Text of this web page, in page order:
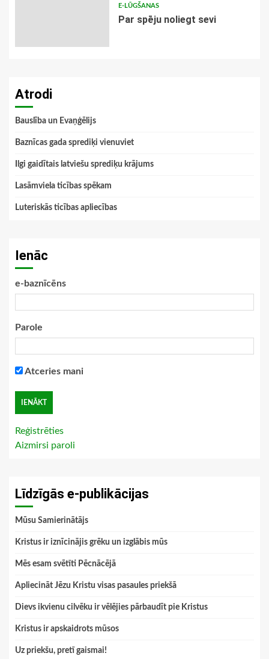
E-LŪGŠANAS
Par spēju noliegt sevi
Atrodi
Bauslība un Evaņģēlijs
Baznīcas gada sprediķi vienuviet
Ilgi gaidītais latviešu sprediķu krājums
Lasāmviela ticības spēkam
Luteriskās ticības apliecības
Ienāc
e-baznīcēns
Parole
Atceries mani
Reģistrēties
Aizmirsi paroli
Līdzīgās e-publikācijas
Mūsu Samierinātājs
Kristus ir iznīcinājis grēku un izglābis mūs
Mēs esam svētīti Pēcnācējā
Apliecināt Jēzu Kristu visas pasaules priekšā
Dievs ikvienu cilvēku ir vēlējies pārbaudīt pie Kristus
Kristus ir apskaidrots mūsos
Uz priekšu, pretī gaismai!